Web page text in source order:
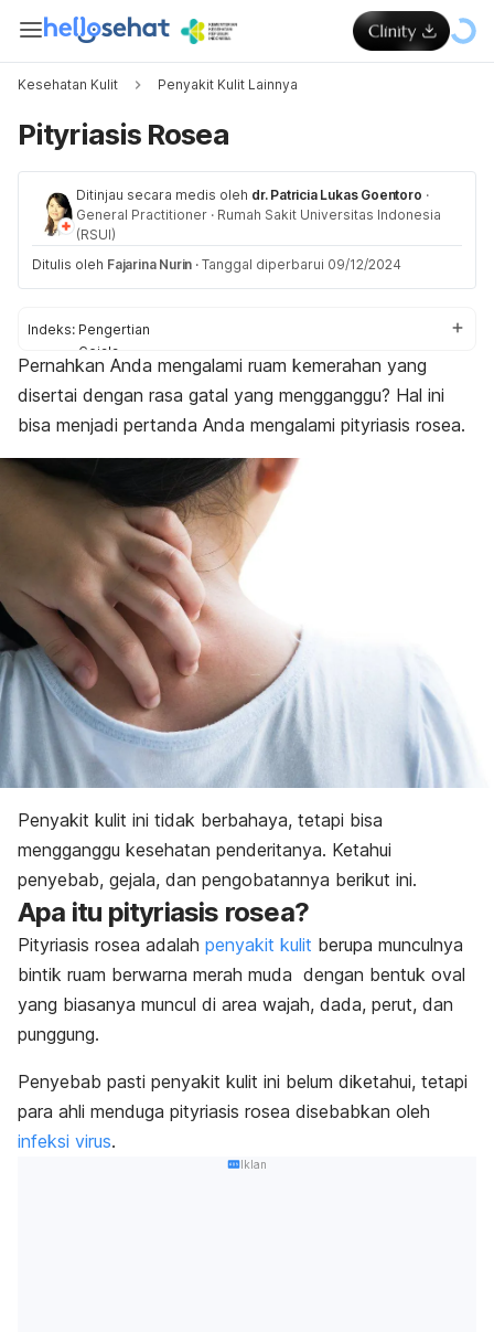
Kesehatan Kulit Penyakit Kulit Lainnya
Pityriasis Rosea
Ditinjau secara medis oleh dr. Patricia Lukas Goentoro ·
General Practitioner · Rumah Sakit Universitas Indonesia
(RSUI)
Ditulis oleh Fajarina Nurin · Tanggal diperbarui 09/12/2024
Indeks: Pengertian
Gejala
Penyebab
Faktor risiko
Komplikasi
Diagnosis
Pengobatan
Perawatan rumahan
Pernahkan Anda mengalami ruam kemerahan yang
disertai dengan rasa gatal yang mengganggu? Hal ini
bisa menjadi pertanda Anda mengalami pityriasis rosea.
Penyakit kulit ini tidak berbahaya, tetapi bisa
mengganggu kesehatan penderitanya. Ketahui
penyebab, gejala, dan pengobatannya berikut ini.
Apa itu pityriasis rosea?
Pityriasis rosea adalah penyakit kulit berupa munculnya
bintik ruam berwarna merah muda dengan bentuk oval
yang biasanya muncul di area wajah, dada, perut, dan
punggung.
Penyebab pasti penyakit kulit ini belum diketahui, tetapi
para ahli menduga pityriasis rosea disebabkan oleh
infeksi virus.
Iklan